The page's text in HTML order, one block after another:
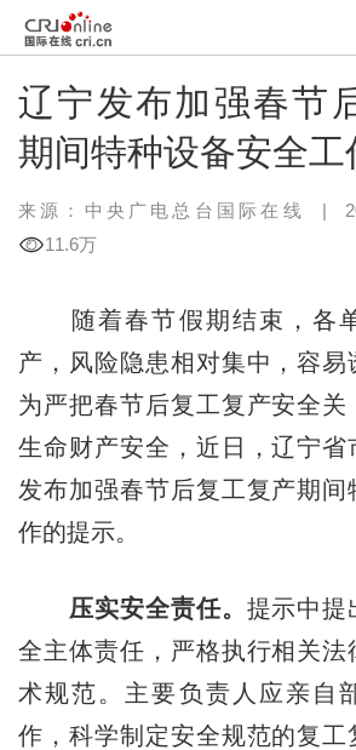
辽宁发布加强春节
期间特种设备安全工
来源：中央广电总台国际在线 |
11.6万
随着春节假期结束，各
产，风险隐患相对集中，容易
为严把春节后复工复产安全关
生命财产安全，近日，辽宁省
发布加强春节后复工复产期间
作的提示。
压实安全责任。 提示中提
全主体责任，严格执行相关法
术规范。主要负责人应亲自
作，科学制定安全规范的复工